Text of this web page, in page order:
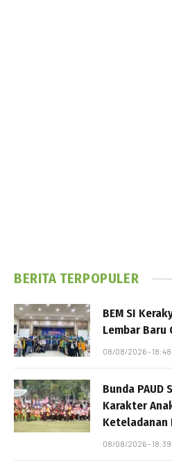
BERITA TERPOPULER
BEM SI
Lembar Baru
08/08/2026 - 18:48
Bunda PAUD
Karakter
Keteladanan
08/08/2026 - 18:39